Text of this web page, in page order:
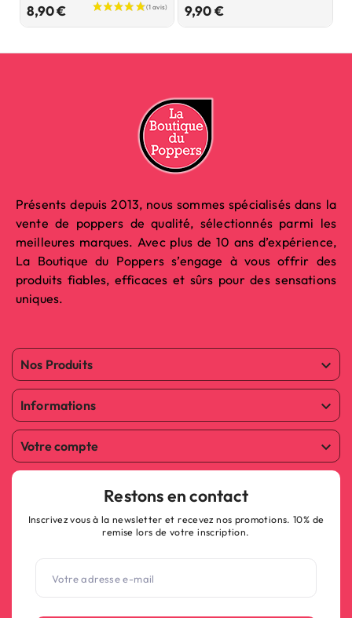
8,90 €Prix 9,90 €Prix
Présents depuis 2013, nous sommes spécialisés dans la
vente de poppers de qualité, sélectionnés parmi les
meilleures marques. Avec plus de 10 ans d’expérience,
La Boutique du Poppers s’engage à vous offrir des
produits fiables, efficaces et sûrs pour des sensations
uniques.
Nos Produits 
Informations 
Votre compte 
Restons en contact
Inscrivez vous à la newsletter et recevez nos promotions. 10% de
remise lors de votre inscription.